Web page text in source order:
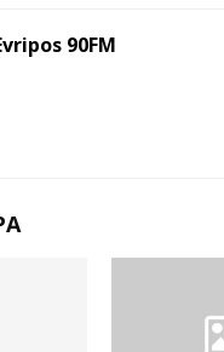
90FM